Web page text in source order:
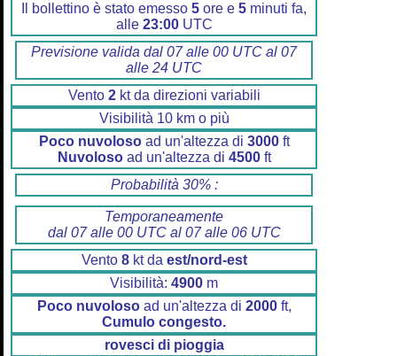
Il bollettino è stato emesso 5 ore e 5 minuti fa,
alle 23:00UTC
Previsione valida dal 07 alle 00 UTC al 07
alle 24 UTC
Vento 2kt da direzioni variabili
Visibilità 10 km o più
Poco nuvolosoad un'altezza di 3000ft
Nuvolosoad un'altezza di 4500ft
Probabilità 30% :
Temporaneamente
dal 07 alle 00 UTC al 07 alle 06 UTC
Vento 8kt da est/nord-est
Visibilità: 4900 m
Poco nuvolosoad un'altezza di 2000ft,
Cumulo congesto.
rovesci di pioggia